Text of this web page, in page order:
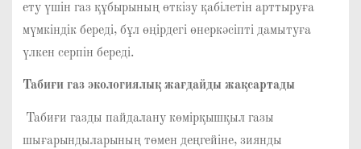
ету үшін газ құбырының өткізу қабілетін арттыруға
мүмкіндік береді, бұл өңірдегі өнеркәсіпті дамытуға
үлкен серпін береді.
Табиғи газ экологиялық жағдайды жақсартады
Табиғи газды пайдалану көмірқышқыл газы
шығарындыларының төмен деңгейіне, зиянды